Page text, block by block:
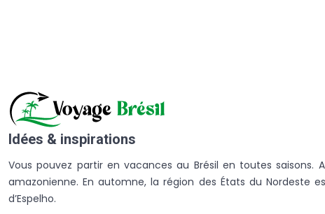
Idées & inspirations
Vous pouvez partir en vacances au Brésil en toutes saisons.
amazonienne. En automne, la région des États du Nordeste
d’Espelho.